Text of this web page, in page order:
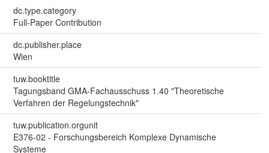
dc.type.category
Full-Paper Contribution
dc.publisher.place
Wien
tuw.booktitle
Tagungsband GMA-Fachausschuss 1.40 "Theoretische
Verfahren der Regelungstechnik"
tuw.publication.orgunit
E376-02 - Forschungsbereich Komplexe Dynamische
Systeme